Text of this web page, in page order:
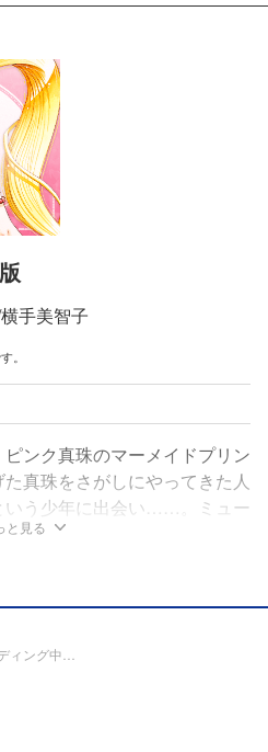
手美智子
。
ンク真珠のマーメイドプリン
真珠をさがしにやってきた人
いう少年に出会い……。ミュー
よライブスタートです！
と見る
ィング中…